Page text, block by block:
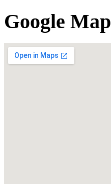
Google Map